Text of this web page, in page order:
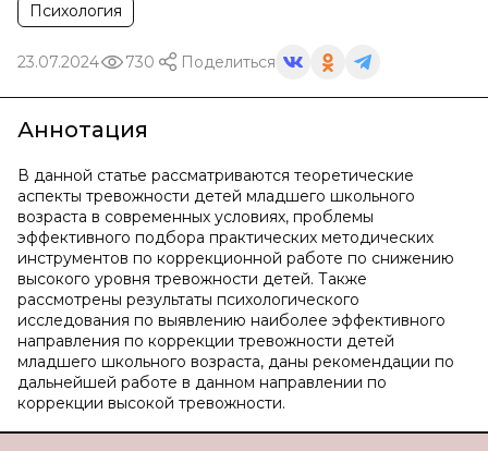
Психология
23.07.2024 730 Поделиться
Аннотация
В данной статье рассматриваются теоретические
аспекты тревожности детей младшего школьного
возраста в современных условиях, проблемы
эффективного подбора практических методических
инструментов по коррекционной работе по снижению
высокого уровня тревожности детей. Также
рассмотрены результаты психологического
исследования по выявлению наиболее эффективного
направления по коррекции тревожности детей
младшего школьного возраста, даны рекомендации по
дальнейшей работе в данном направлении по
коррекции высокой тревожности.